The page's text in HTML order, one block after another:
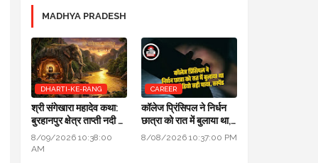
MADHYA PRADESH
DHARTI-KE-RANG
श्री संगेखारा महादेव कथा:
बुरहानपुर क्षेत्र ताप्ती नदी में
स्थित 900 वर्ष प्राचीन
दिव्य अखंड शिवलिंग
8/09/2026 10:38:00
AM
CAREER
कॉलेज प्रिंसिपल ने निर्धन
छात्रा को रात में बुलाया था,
जांच में ऑडियो सही पाया,
8/08/2026 10:37:00 PM